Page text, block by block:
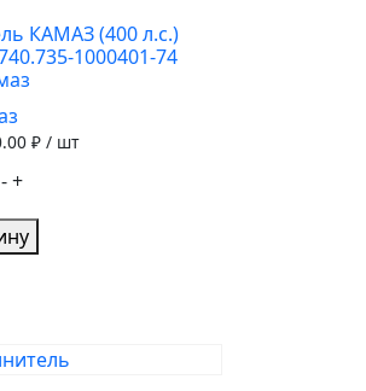
КАМАЗ (400 л.с.)
1000401-74
₽ / шт
- +